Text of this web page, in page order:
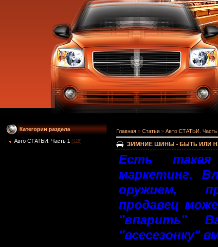
Категории раздела
Авто СТАТЬИ. Часть 1 [128]
Главная » Статьи » Авто СТАТЬИ. Часть
ЗИМНИЕ ШИНЫ - БЫТЬ ИЛИ
Есть
маркетинг.
оружием,
продавец
"впарить"
"всесезонку"